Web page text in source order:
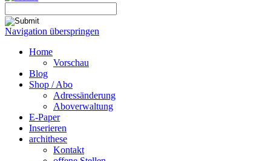
Navigation überspringen
Home
Vorschau
Blog
Shop / Abo
Adressänderung
Aboverwaltung
E-Paper
Inserieren
archithese
Kontakt